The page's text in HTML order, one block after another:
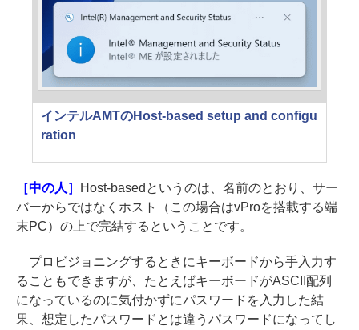
インテルAMTのHost-based setup and configu
ration
［中の人］
Host-basedというのは、名前のとおり、サー
バーからではなくホスト（この場合はvProを搭載する端
末PC）の上で完結するということです。
プロビジョニングするときにキーボードから手入力す
ることもできますが、たとえばキーボードがASCII配列
になっているのに気付かずにパスワードを入力した結
果、想定したパスワードとは違うパスワードになってし